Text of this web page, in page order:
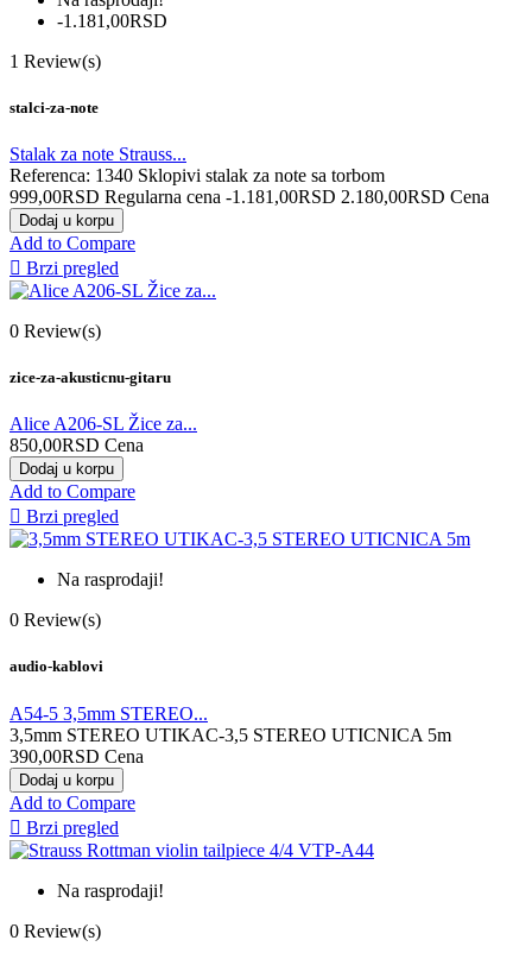
-1.181,00RSD
1 Review(s)
stalci-za-note
Stalak za note Strauss...
Referenca: 1340 Sklopivi stalak za note sa torbom
999,00RSD Regularna cena -1.181,00RSD 2.180,00RSD Cena
Dodaj u korpu
Add to Compare
 Brzi pregled
0 Review(s)
zice-za-akusticnu-gitaru
Alice A206-SL Žice za...
850,00RSD Cena
Dodaj u korpu
Add to Compare
 Brzi pregled
Na rasprodaji!
0 Review(s)
audio-kablovi
A54-5 3,5mm STEREO...
3,5mm STEREO UTIKAC-3,5 STEREO UTICNICA 5m
390,00RSD Cena
Dodaj u korpu
Add to Compare
 Brzi pregled
Na rasprodaji!
0 Review(s)